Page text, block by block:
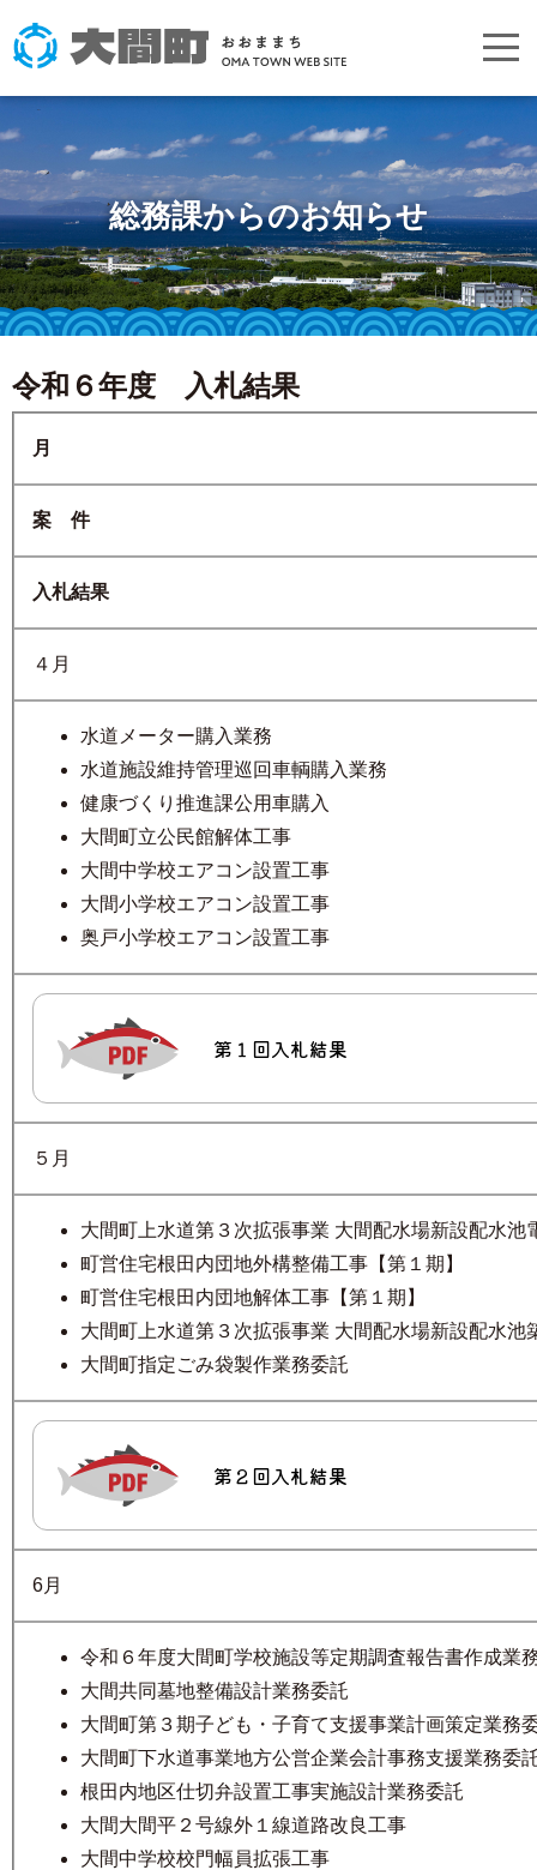
総務課からのお知らせ
令和６年度 入札結果
月
案 件
入札結果
４月
水道メーター購入業務
水道施設維持管理巡回車輌購入業務
健康づくり推進課公用車購入
大間町立公民館解体工事
大間中学校エアコン設置工事
大間小学校エアコン設置工事
奥戸小学校エアコン設置工事
第１回入札結果
５月
大間町上水道第３次拡張事業 大間配水場新設配水池
町営住宅根田内団地外構整備工事【第１期】
町営住宅根田内団地解体工事【第１期】
大間町上水道第３次拡張事業 大間配水場新設配水池
大間町指定ごみ袋製作業務委託
第２回入札結果
6月
令和６年度大間町学校施設等定期調査報告書作成業
大間共同墓地整備設計業務委託
大間町第３期子ども・子育て支援事業計画策定業務
大間町下水道事業地方公営企業会計事務支援業務委
根田内地区仕切弁設置工事実施設計業務委託
大間大間平２号線外１線道路改良工事
大間中学校校門幅員拡張工事